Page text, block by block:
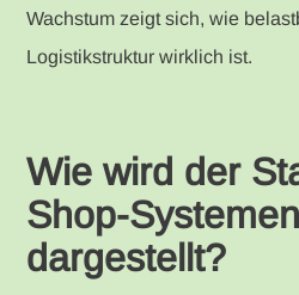
Wachstum zeigt sich, wie
Logistikstruktur wirklich ist.
Wie wird der
Shop-Systemen
dargestellt?